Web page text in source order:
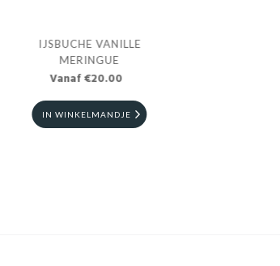
IJSBUCHE VANILLE
MERINGUE
Vanaf €20.00
IN WINKELMANDJE